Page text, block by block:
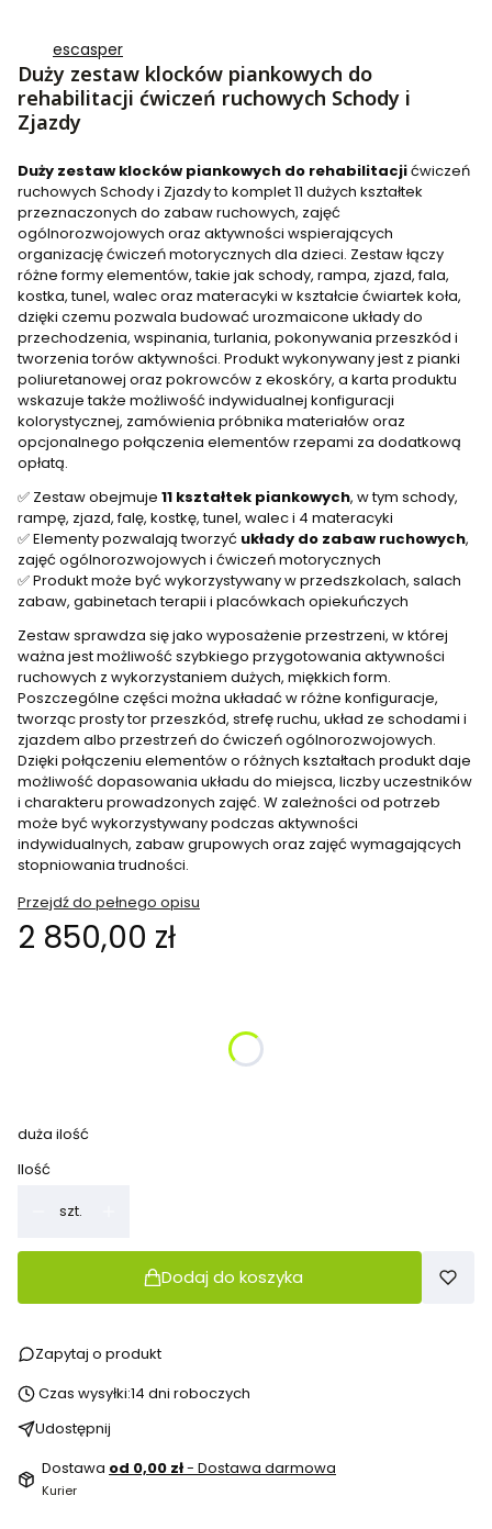
escasper
Duży zestaw klocków piankowych do
rehabilitacji ćwiczeń ruchowych Schody i
Zjazdy
Duży zestaw klocków piankowych do rehabilitacjićwiczeń
ruchowych Schody i Zjazdy to komplet 11 dużych kształtek
przeznaczonych do zabaw ruchowych, zajęć
ogólnorozwojowych oraz aktywności wspierających
organizację ćwiczeń motorycznych dla dzieci. Zestaw łączy
różne formy elementów, takie jak schody, rampa, zjazd, fala,
kostka, tunel, walec oraz materacyki w kształcie ćwiartek koła,
dzięki czemu pozwala budować urozmaicone układy do
przechodzenia, wspinania, turlania, pokonywania przeszkód i
tworzenia torów aktywności. Produkt wykonywany jest z pianki
poliuretanowej oraz pokrowców z ekoskóry, a karta produktu
wskazuje także możliwość indywidualnej konfiguracji
kolorystycznej, zamówienia próbnika materiałów oraz
opcjonalnego połączenia elementów rzepami za dodatkową
opłatą.
✅ Zestaw obejmuje 11 kształtek piankowych, w tym schody,
rampę, zjazd, falę, kostkę, tunel, walec i 4 materacyki
✅ Elementy pozwalają tworzyć układy do zabaw ruchowych,
zajęć ogólnorozwojowych i ćwiczeń motorycznych
✅ Produkt może być wykorzystywany w przedszkolach, salach
zabaw, gabinetach terapii i placówkach opiekuńczych
Zestaw sprawdza się jako wyposażenie przestrzeni, w której
ważna jest możliwość szybkiego przygotowania aktywności
ruchowych z wykorzystaniem dużych, miękkich form.
Poszczególne części można układać w różne konfiguracje,
tworząc prosty tor przeszkód, strefę ruchu, układ ze schodami i
zjazdem albo przestrzeń do ćwiczeń ogólnorozwojowych.
Dzięki połączeniu elementów o różnych kształtach produkt daje
możliwość dopasowania układu do miejsca, liczby uczestników
i charakteru prowadzonych zajęć. W zależności od potrzeb
może być wykorzystywany podczas aktywności
indywidualnych, zabaw grupowych oraz zajęć wymagających
stopniowania trudności.
Przejdź do pełnego opisu
Cena
2 850,00 zł
Poszczególne warianty mogą różnić się ceną
duża ilość
Ilość
szt.
Dodaj do koszyka
Zapytaj o produkt
Czas wysyłki:14 dni roboczych
Udostępnij
Dostawa od 0,00 zł- Dostawa darmowa
Kurier